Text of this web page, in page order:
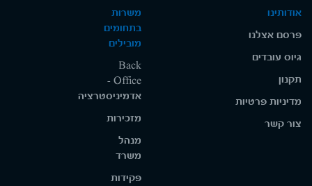
אודותינו
פרסם אצלנו
גיוס עובדים
תקנון
מדיניות פרטיות
צור קשר
משרות
בתחומים
מובילים
Back
Office -
אדמיניסטרציה
מזכירות
מנהל
משרד
פקידות